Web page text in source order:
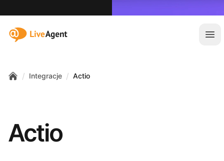
:site.title
/ Integracje / Actio
Actio